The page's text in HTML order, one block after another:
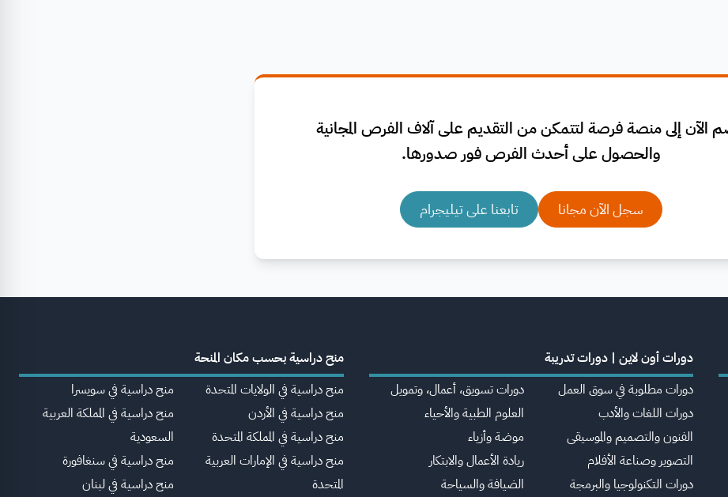
الآن إلى منصة فرصة لتتمكن من التقديم على آلاف الفرص المجانية
والحصول على أحدث الفرص فور صدورها.
سجل الآن مجانا تابعنا على تيليجرام
دورات أون لاين | دورات تدريبة
دورات مطلوبة في سوق العمل
دورات اللغات والأدب
الفنون والتصميم والموسيقى
التصوير وصناعة الأفلام
دورات التكنولوجيا والبرمجة
دورات تسويق، أعمال، وتمويل
العلوم الطبية والأحياء
موضة وأزياء
ريادة الأعمال والابتكار
الضيافة والسياحة
منح دراسية بحسب مكان المنحة
منح دراسية في الولايات المتحدة
منح دراسية في الأردن
منح دراسية في المملكة المتحدة
منح دراسية في الإمارات العربية
المتحدة
منح دراسية في سويسرا
منح دراسية في المملكة العربية
السعودية
منح دراسية في سنغافورة
منح دراسية في لبنان